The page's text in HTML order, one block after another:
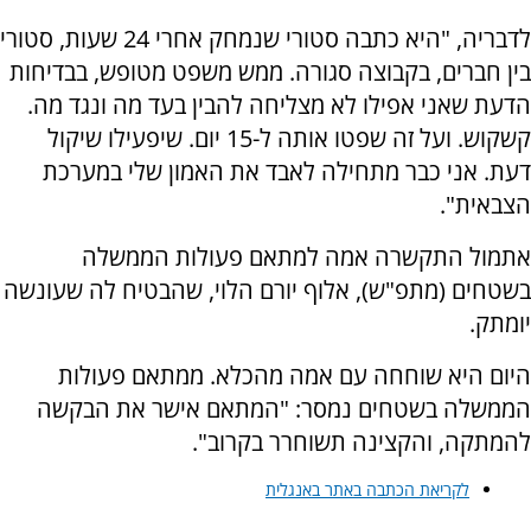
לדבריה, "היא כתבה סטורי שנמחק אחרי 24 שעות, סטורי
בין חברים, בקבוצה סגורה. ממש משפט מטופש, בבדיחות
הדעת שאני אפילו לא מצליחה להבין בעד מה ונגד מה.
קשקוש. ועל זה שפטו אותה ל-15 יום. שיפעילו שיקול
דעת. אני כבר מתחילה לאבד את האמון שלי במערכת
הצבאית".
אתמול התקשרה אמה למתאם פעולות הממשלה
בשטחים (מתפ"ש), אלוף יורם הלוי, שהבטיח לה שעונשה
יומתק.
היום היא שוחחה עם אמה מהכלא. ממתאם פעולות
הממשלה בשטחים נמסר: "המתאם אישר את הבקשה
להמתקה, והקצינה תשוחרר בקרוב".
לקריאת הכתבה באתר באנגלית